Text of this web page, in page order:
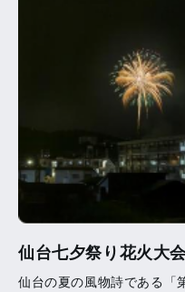
仙台七夕祭り花火大
仙台の夏の風物詩である「